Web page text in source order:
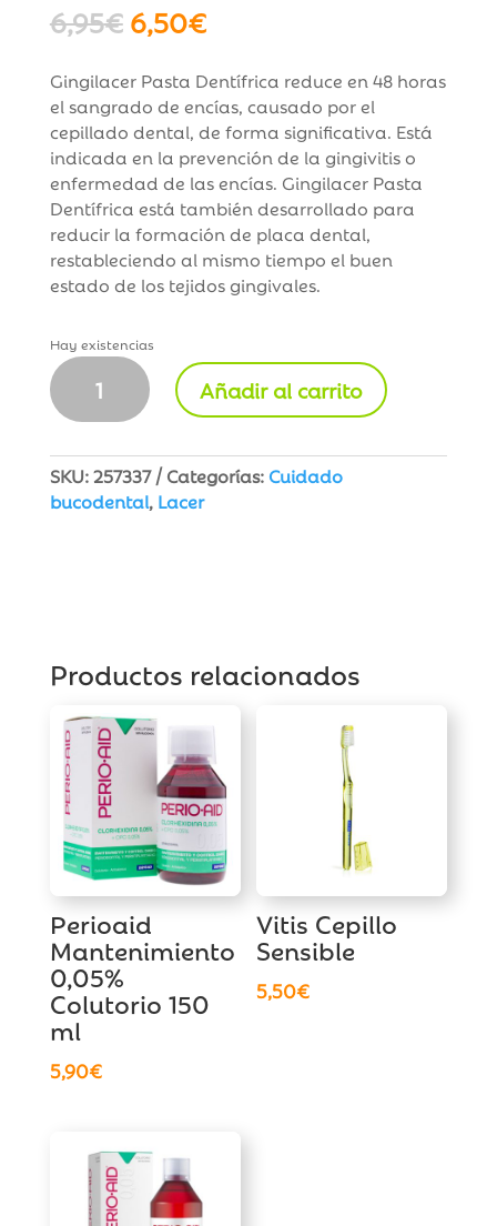
6,95€ El
precio
original
era:
6,95€.
6,50€El
precio
actual
es:
6,50€.
Gingilacer Pasta Dentífrica reduce en 48 horas
el sangrado de encías, causado por el
cepillado dental, de forma significativa. Está
indicada en la prevención de la gingivitis o
enfermedad de las encías. Gingilacer Pasta
Dentífrica está también desarrollado para
reducir la formación de placa dental,
restableciendo al mismo tiempo el buen
estado de los tejidos gingivales.
Hay existencias
Gingilacer
Pasta
Dentífrica
ml
cantidad
Añadir al carrito
SKU:257337 Categorías:Cuidado
bucodental, Lacer
Productos relacionados
Perioaid
Mantenimiento
0,05%
Colutorio 150
ml
5,90€
Vitis Cepillo
Sensible
5,50€